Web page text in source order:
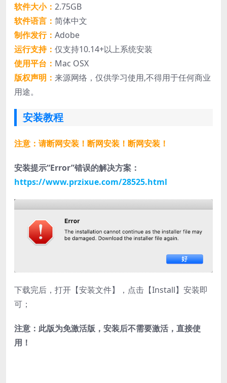
软件大小： 2.75GB
软件语言： 简体中文
制作发行： Adobe
运行支持： 仅支持10.14+以上系统安装
使用平台： Mac OSX
版权声明： 来源网络，仅供学习使用,不得用于任何商业
用途。
安装教程
注意：请断网安装！断网安装！断网安装！
安装提示“Error”错误的解决方案：
https://www.przixue.com/28525.html
下载完后，打开【安装文件】，点击【Install】安装即
可；
注意：此版为免激活版，安装后不需要激活，直接使
用！